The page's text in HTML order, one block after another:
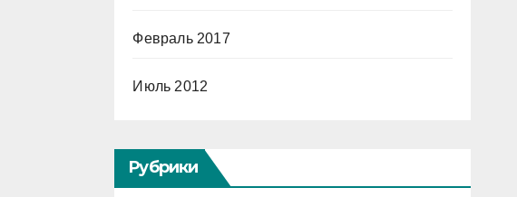
Февраль 2017
Июль 2012
Рубрики